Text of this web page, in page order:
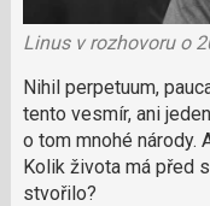
Linus v rozhovoru o
Nihil perpetuum,
tento vesmír, ani
o tom mnohé národy.
Kolik života má před
stvořilo?